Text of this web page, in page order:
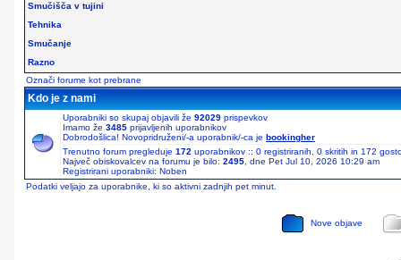
Smučišča v tujini
Tehnika
Smučanje
Razno
Označi forume kot prebrane
Kdo je z nami
Uporabniki so skupaj objavili že 92029 prispevkov
Imamo že 3485 prijavljenih uporabnikov
Dobrodošlica! Novopridruženi/-a uporabnik/-ca je bookingher
Trenutno forum pregleduje 172 uporabnikov :: 0 registriranih, 0 skritih in 172
Največ obiskovalcev na forumu je bilo: 2495 , dne Pet Jul 10, 2026 10:29 am
Registrirani uporabniki: Noben
Podatki veljajo za uporabnike, ki so aktivni zadnjih pet minut.
Nove objave